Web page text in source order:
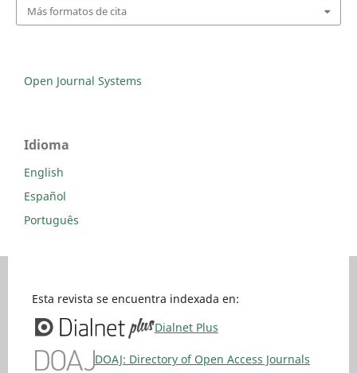
Más formatos de cita
Open Journal Systems
Idioma
English
Español
Português
Esta revista se encuentra indexada en:
Dialnet Plus
DOAJ: Directory of Open Access Journals